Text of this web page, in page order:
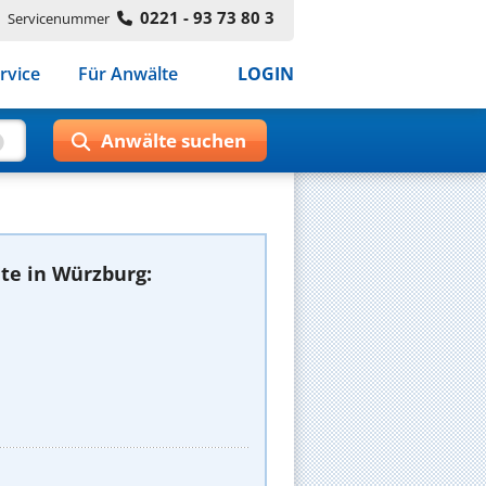
Servicenummer 0221 - 93 73 80 3
Für Anwälte LOGIN
in Würzburg: